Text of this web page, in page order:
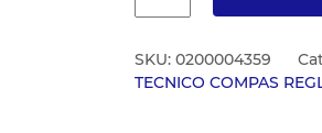
SKU: 0200004359
TECNICO COMPAS